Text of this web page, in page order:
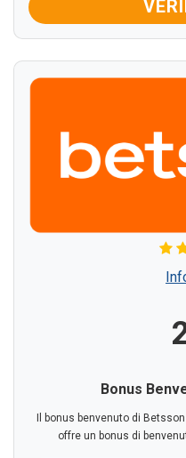
Bonus
Il bonus benvenuto di
offre un bonus di